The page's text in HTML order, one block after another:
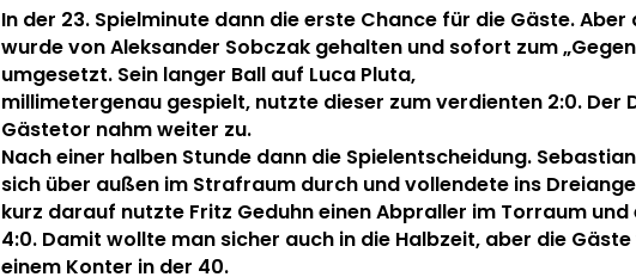
In der 23. Spielminute dann die erste Chance für die Gäste.
wurde von Aleksander Sobczak gehalten und sofort zum
umgesetzt. Sein langer Ball auf Luca Pluta,
millimetergenau gespielt, nutzte dieser zum verdienten 2:0. Der
Gästetor nahm weiter zu.
Nach einer halben Stunde dann die Spielentscheidung.
sich über außen im Strafraum durch und vollendete ins
kurz darauf nutzte Fritz Geduhn einen Abpraller im Torraum
4:0. Damit wollte man sicher auch in die Halbzeit, aber die
einem Konter in der 40.